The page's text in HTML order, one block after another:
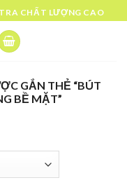
CHẤT LƯỢNG CAO
GẮN THẺ “BÚT
BỀ MẶT”